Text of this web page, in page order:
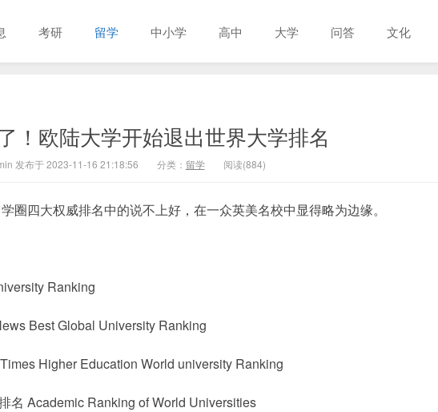
考研 留学 中小学 高中 大学 问答 文化
！欧陆大学开始退出世界大学排名
发布于 2023-11-16 21:18:56 分类： 留学 阅读(884)
圈四大权威排名中的说不上好，在一众英美名校中显得略为边缘。
Ranking
Best Global University Ranking
Higher Education World university Ranking
名 Academic Ranking of World Universities